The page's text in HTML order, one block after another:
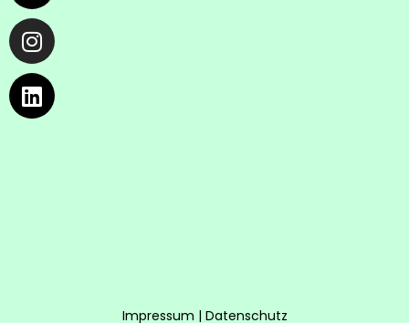
Impressum | Datenschutz